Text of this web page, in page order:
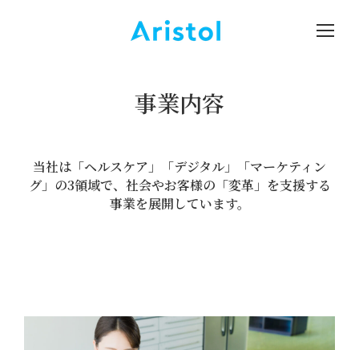
事業内容
当社は「ヘルスケア」「デジタル」「マーケティン
グ」の3領域で、社会やお客様の「変革」を支援する
事業を展開しています。